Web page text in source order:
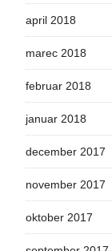
april 2018
marec 2018
februar 2018
januar 2018
december 2017
november 2017
oktober 2017